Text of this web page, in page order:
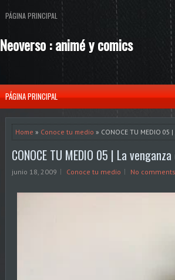
PÁGINA PRINCIPAL
Neoverso : animé y comics
PÁGINA PRINCIPAL
Home » Conoce tu medio » CONOCE TU MEDIO
CONOCE TU MEDIO 05 | La
junio 18, 2009 Conoce tu medio No comments